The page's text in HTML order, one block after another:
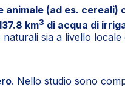
(ad es. cereali)
km3 di acqua di
sia a livello locale
. Nello studio sono